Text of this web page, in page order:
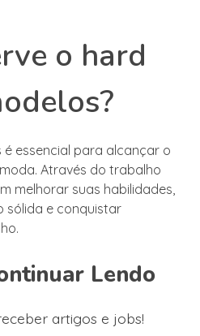
o hard
essencial para alcançar o
Através do trabalho
melhorar suas habilidades,
sólida e conquistar
Lendo
artigos e jobs!